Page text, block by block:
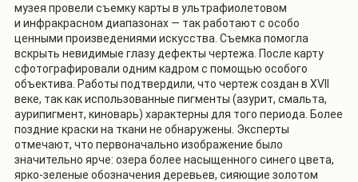
музея провели съемку карты в ультрафиолетовом
и инфракрасном диапазонах — так работают с особо
ценными произведениями искусства. Съемка помогла
вскрыть невидимые глазу дефекты чертежа. После карту
сфотографировали одним кадром с помощью особого
объектива. Работы подтвердили, что чертеж создан в XVII
веке, так как использованные пигменты (азурит, смальта,
аурипигмент, киноварь) характерны для того периода. Более
поздние краски на ткани не обнаружены. Эксперты
отмечают, что первоначально изображение было
значительно ярче: озера более насыщенного синего цвета,
ярко-зеленые обозначения деревьев, сияющие золотом